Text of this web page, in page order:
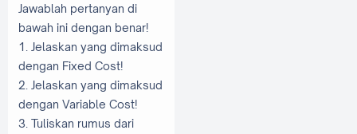
Jawablah pertanyan di
bawah ini dengan benar!
1. Jelaskan yang dimaksud
dengan Fixed Cost!
2. Jelaskan yang dimaksud
dengan Variable Cost!
3. Tuliskan rumus dari